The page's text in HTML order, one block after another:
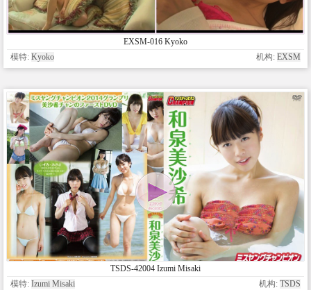
EXSM-016 Kyoko
模特: Kyoko 机构: EXSM
TSDS-42004 Izumi Misaki
模特: Izumi Misaki 机构: TSDS